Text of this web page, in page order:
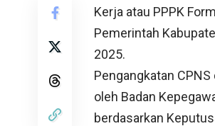
Kerja atau PPPK
Pemerintah
2025.
Pengangkatan
oleh Badan
berdasarkan